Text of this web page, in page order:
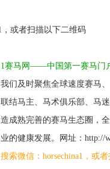
，或者扫描以下二维码
1赛马网——中国第一赛马门
我们及时聚焦全球速度赛马
联结马主、马术俱乐部、马
造成熟完善的赛马生态圈，
业的健康发展。网址：http://
搜索微信：horsechina1，或